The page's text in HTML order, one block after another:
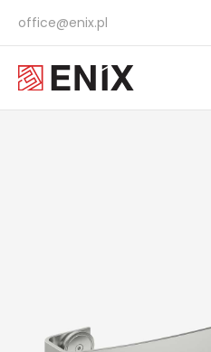
office@enix.pl